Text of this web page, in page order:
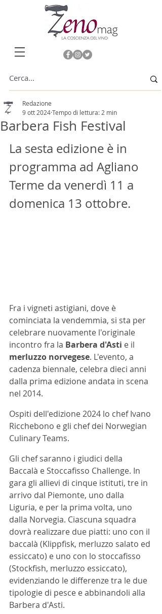
Barbera Fish Festival
Redazione
9 ott 2024Tempo di lettura: 2 min
La sesta edizione è in
programma ad Agliano
Terme da venerdì 11 a
domenica 13 ottobre.
Fra i vigneti astigiani, dove è
cominciata la vendemmia, si sta per
celebrare nuovamente l'originale
incontro fra la Barbera d'Asti e il
merluzzo norvegese. L'evento, a
cadenza biennale, celebra dieci anni
dalla prima edizione andata in scena
nel 2014.
Ospiti dell'edizione 2024 lo chef Ivano
Ricchebono e gli chef dei Norwegian
Culinary Teams.
Gli chef saranno i giudici della
Baccalà e Stoccafisso Challenge. In
gara gli allievi di cinque istituti, tre in
arrivo dal Piemonte, uno dalla
Liguria, e per la prima volta, uno
dalla Norvegia. Ciascuna squadra
dovrà realizzare due piatti: uno con il
baccalà (Klippfisk, merluzzo salato ed
essiccato) e uno con lo stoccafisso
(Stockfish, merluzzo essiccato),
evidenziando le differenze tra le due
tipologie di pesce e abbinandoli alla
Barbera d'Asti.